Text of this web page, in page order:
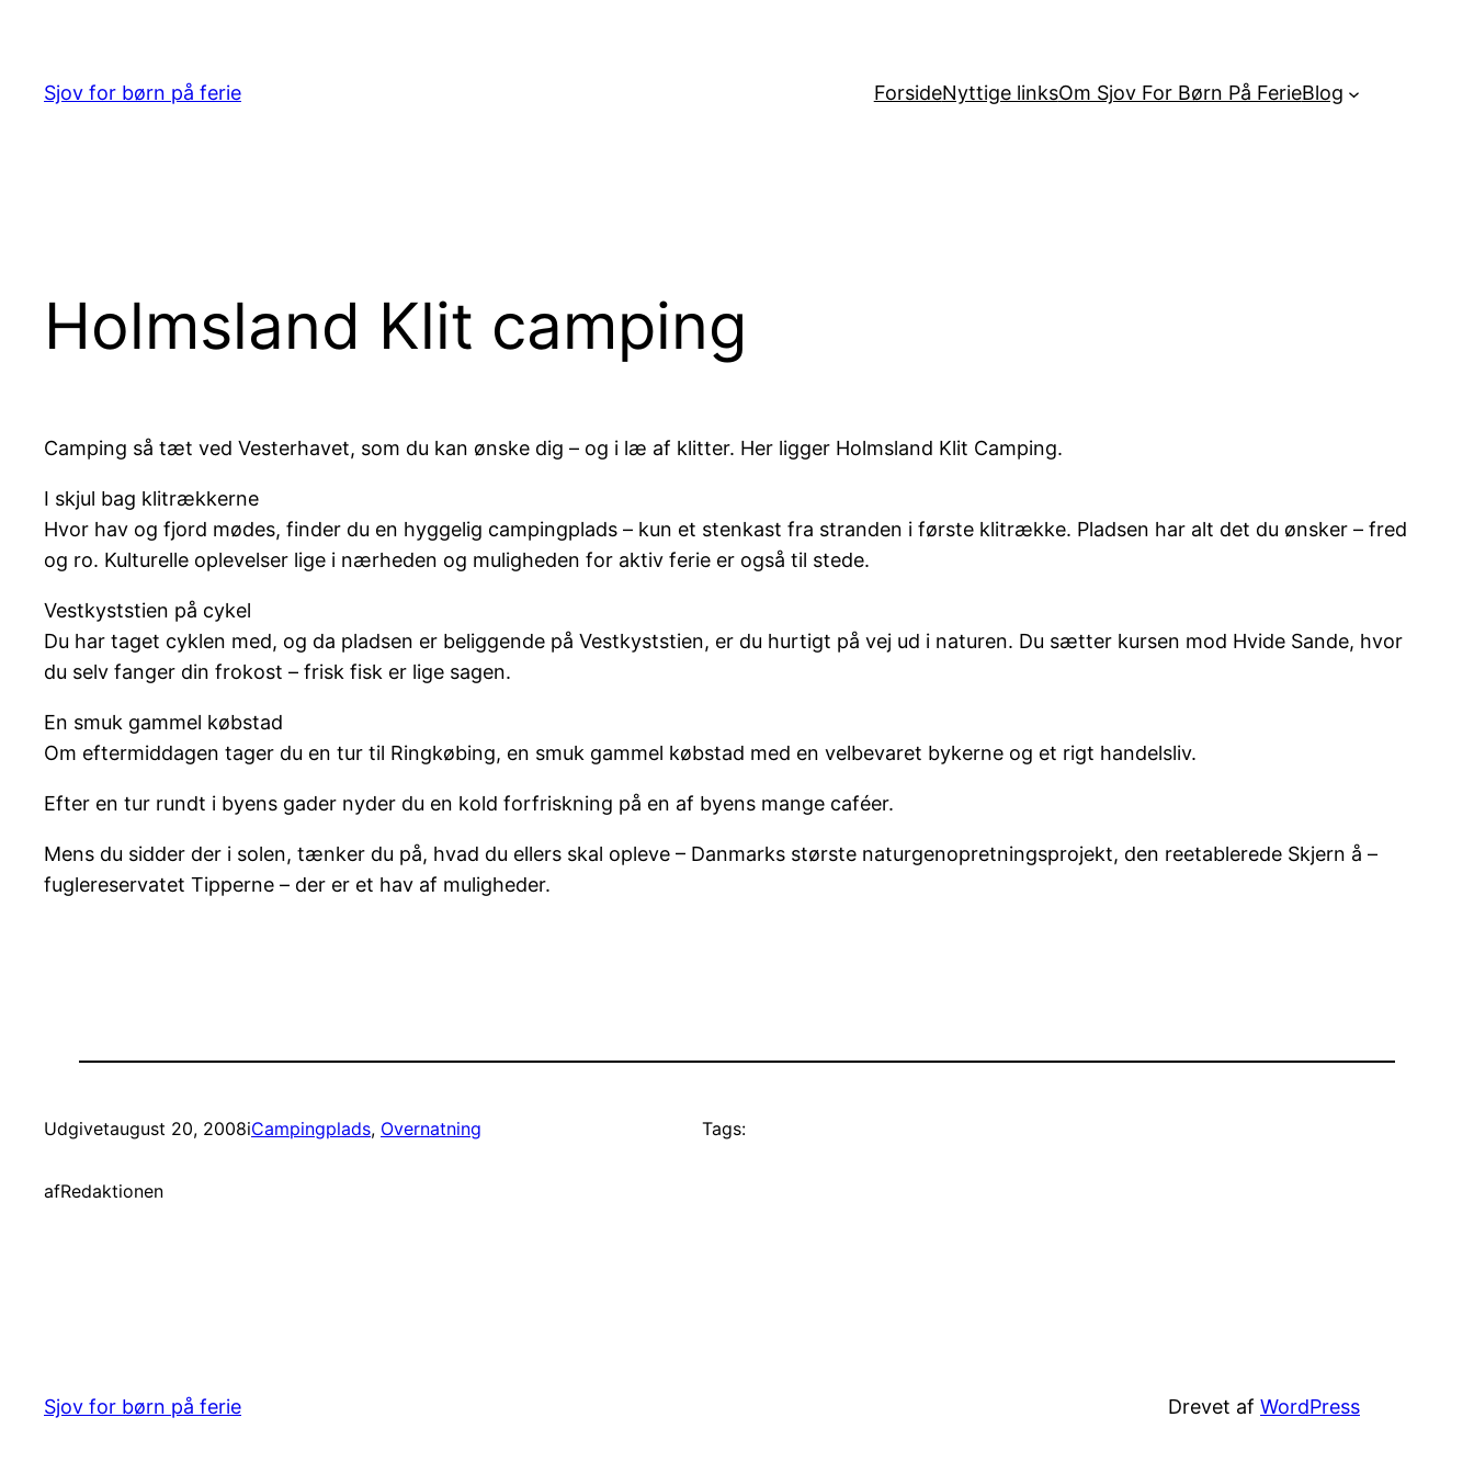
indhold
Sjov for børn på ferie ForsideNyttige linksOm Sjov For Børn På FerieBlog
Holmsland Klit camping
Camping så tæt ved Vesterhavet, som du kan ønske dig – og i læ af klitter. Her ligger Holmsland Klit Camping.
I skjul bag klitrækkerne
Hvor hav og fjord mødes, finder du en hyggelig campingplads – kun et stenkast fra stranden i første klitrække. Pladsen har alt det du ønsker – fred
og ro. Kulturelle oplevelser lige i nærheden og muligheden for aktiv ferie er også til stede.
Vestkyststien på cykel
Du har taget cyklen med, og da pladsen er beliggende på Vestkyststien, er du hurtigt på vej ud i naturen. Du sætter kursen mod Hvide Sande, hvor
du selv fanger din frokost – frisk fisk er lige sagen.
En smuk gammel købstad
Om eftermiddagen tager du en tur til Ringkøbing, en smuk gammel købstad med en velbevaret bykerne og et rigt handelsliv.
Efter en tur rundt i byens gader nyder du en kold forfriskning på en af byens mange caféer.
Mens du sidder der i solen, tænker du på, hvad du ellers skal opleve – Danmarks største naturgenopretningsprojekt, den reetablerede Skjern å –
fuglereservatet Tipperne – der er et hav af muligheder.
Udgivetaugust 20, 2008iCampingplads, Overnatning
afRedaktionen
Tags:
Sjov for børn på ferie Drevet af WordPress